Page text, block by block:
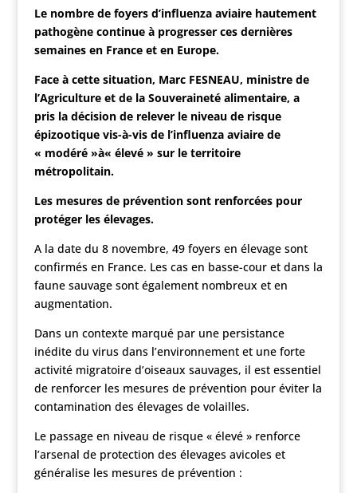
Le nombre de foyers d’influenza aviaire hautement
pathogène continue à progresser ces dernières
semaines en France et en Europe.
Face à cette situation, Marc FESNEAU, ministre de
l’Agriculture et de la Souveraineté alimentaire, a
pris la décision de relever le niveau de risque
épizootique vis-à-vis de l’influenza aviaire de
« modéré »à« élevé » sur le territoire
métropolitain.
Les mesures de prévention sont renforcées pour
protéger les élevages.
A la date du 8 novembre, 49 foyers en élevage sont
confirmés en France. Les cas en basse-cour et dans la
faune sauvage sont également nombreux et en
augmentation.
Dans un contexte marqué par une persistance
inédite du virus dans l’environnement et une forte
activité migratoire d’oiseaux sauvages, il est essentiel
de renforcer les mesures de prévention pour éviter la
contamination des élevages de volailles.
Le passage en niveau de risque « élevé » renforce
l’arsenal de protection des élevages avicoles et
généralise les mesures de prévention :